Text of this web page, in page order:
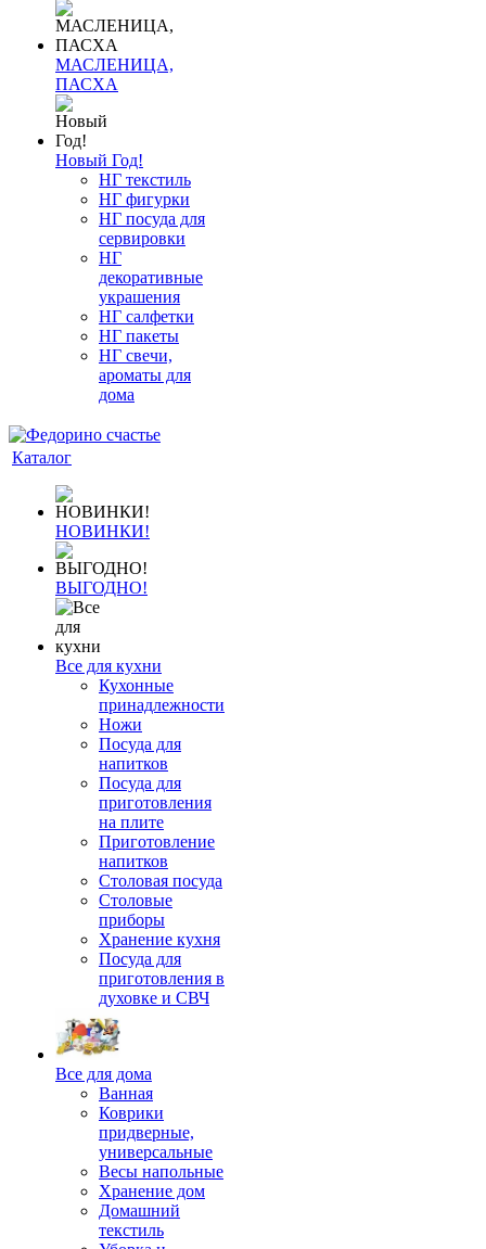
МАСЛЕНИЦА,
ПАСХА
Новый Год!
НГ текстиль
НГ фигурки
НГ посуда для
сервировки
НГ
декоративные
украшения
НГ салфетки
НГ пакеты
НГ свечи,
ароматы для
дома
Каталог
НОВИНКИ!
ВЫГОДНО!
Все для кухни
Кухонные
принадлежности
Ножи
Посуда для
напитков
Посуда для
приготовления
на плите
Приготовление
напитков
Столовая посуда
Столовые
приборы
Хранение кухня
Посуда для
приготовления в
духовке и СВЧ
Все для дома
Ванная
Коврики
придверные,
универсальные
Весы напольные
Хранение дом
Домашний
текстиль